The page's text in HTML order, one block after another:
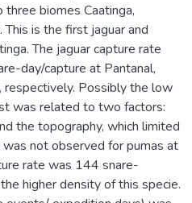
biomes Caatinga,
is the first jaguar and
The jaguar capture rate
day/capture at Pantanal,
respectively. Possibly the low
was related to two factors:
the topography, which limited
not observed for pumas at
rate was 144 snare-
higher density of this specie.